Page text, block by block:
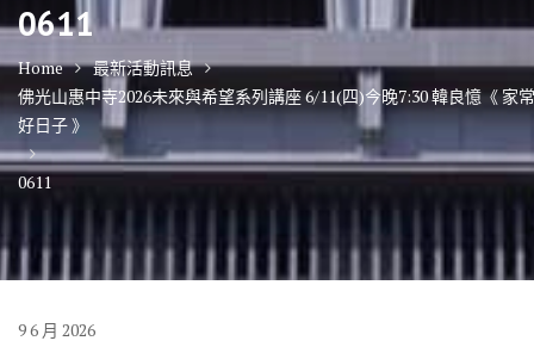
0611
Home
最新活動訊息
佛光山惠中寺2026未來與希望系列講座 6/11(四)今晚7:30 韓良憶《 家常
好日子 》
0611
96 月 2026